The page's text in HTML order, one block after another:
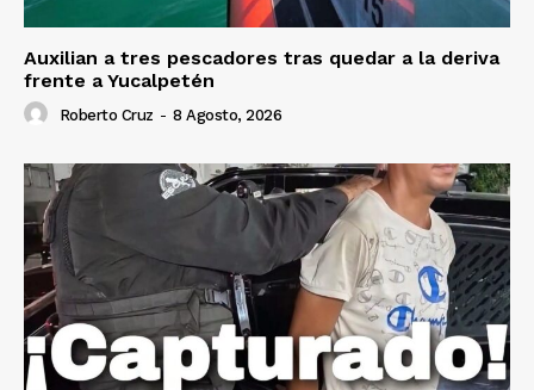
Auxilian a tres pescadores tras quedar a la deriva
frente a Yucalpetén
Roberto Cruz - 8 Agosto, 2026